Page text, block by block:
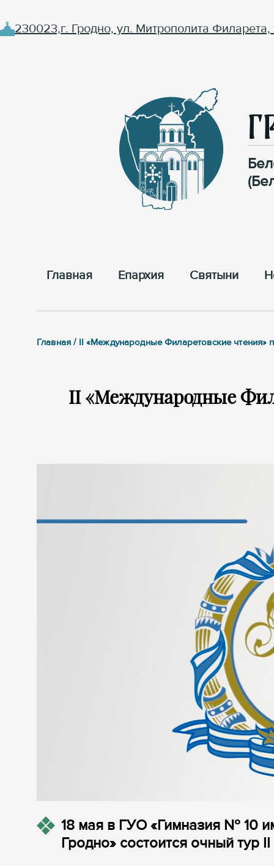
230023,г. Гродно, ул. Митрополита Филарета,
Главная Епархия Cвятыни
Главная / II «Международные Филаретовские чтения»
II «Международные
18 мая в ГУО «Гимназия № 10
Гродно» состоится очный тур